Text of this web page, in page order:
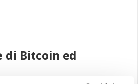
Bitcoin ed